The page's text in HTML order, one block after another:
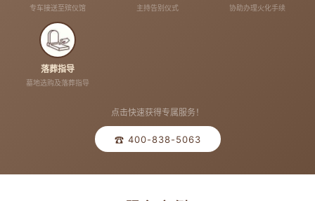
专车接送至殡仪馆 主持告别仪式 协助办理火化手续
落葬指导
墓地选购及落葬指导
点击快速获得专属服务！
☎ 400-838-5063